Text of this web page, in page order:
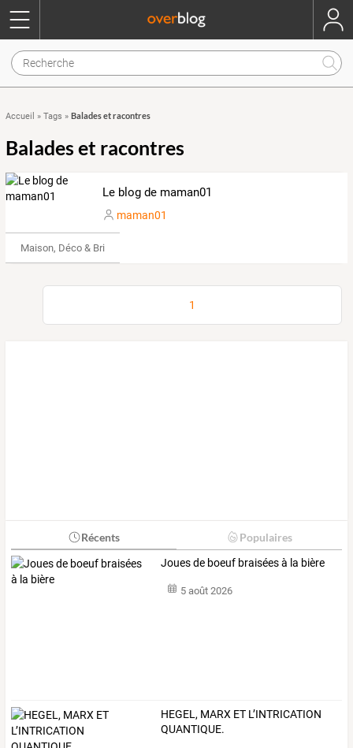
Accueil » Tags » Balades et racontres
Balades et racontres
Le blog de maman01
maman01
Maison, Déco & Bricolage
1
Récents Populaires
Joues de boeuf braisées à la bière
5 août 2026
HEGEL, MARX ET L’INTRICATION
QUANTIQUE.